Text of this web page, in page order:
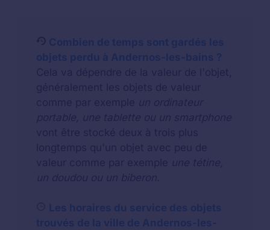
Combien de temps sont gardés les
objets perdu à Andernos-les-bains ?
Cela va dépendre de la valeur de l'objet,
généralement les objets de valeur
comme par exemple un ordinateur
portable, une tablette ou un smartphone
vont être stocké deux à trois plus
longtemps qu'un objet avec peu de
valeur comme par exemple une tétine,
un doudou ou un biberon.
Les horaires du service des objets
trouvés de la ville de Andernos-les-